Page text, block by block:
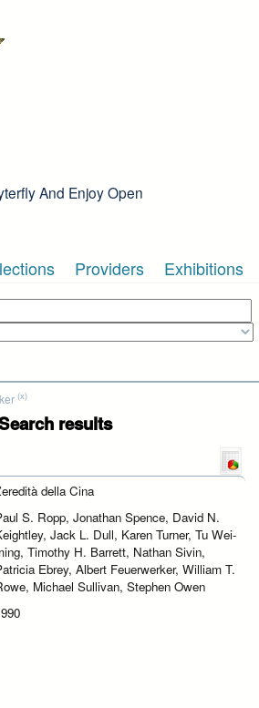
And Enjoy Open
Providers Exhibitions
(x)
results
della Cina
S. Ropp, Jonathan Spence, David N.
Jack L. Dull, Karen Turner, Tu Wei-
Timothy H. Barrett, Nathan Sivin,
Ebrey, Albert Feuerwerker, William T.
Michael Sullivan, Stephen Owen